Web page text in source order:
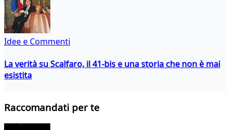
Idee e Commenti
La verità su Scalfaro, il 41-bis e una storia che non è mai
esistita
Raccomandati per te